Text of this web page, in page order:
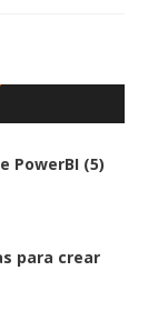
PowerBI (5)
para crear